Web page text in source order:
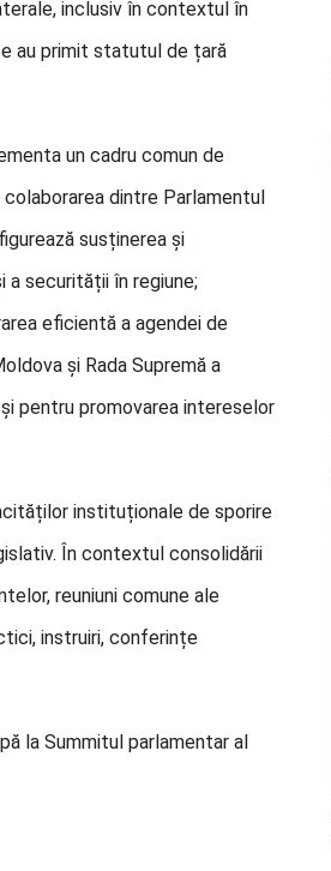
inclusiv în contextul în
au primit statutul de țară
un cadru comun de
dintre Parlamentul
susținerea și
securității în regiune;
eficientă a agendei de
și Rada Supremă a
pentru promovarea intereselor
instituționale de sporire
În contextul consolidării
reuniuni comune ale
instruiri, conferințe
la Summitul parlamentar al